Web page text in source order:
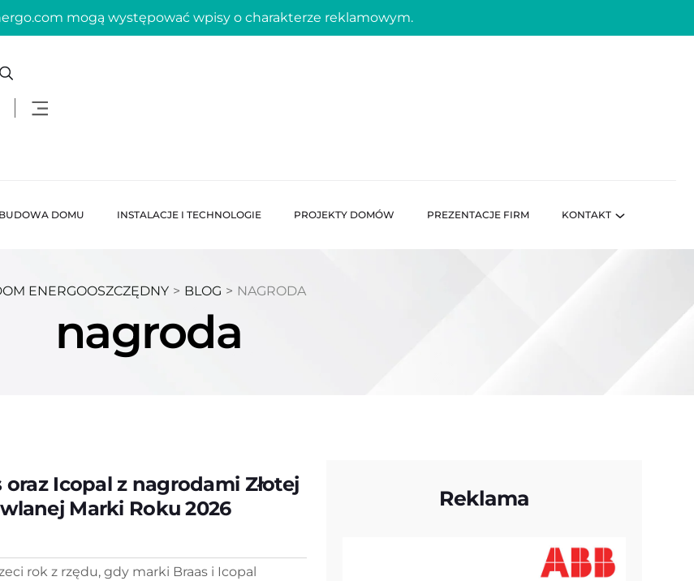
mogą występować wpisy o charakterze reklamowym.
BUDOWA DOMU INSTALACJE I TECHNOLOGIE PROJEKTY DOMÓW PREZENTACJE FIRM KONTAKT
ENERGOOSZCZĘDNY > BLOG > NAGRODA
nagroda
oraz Icopal z nagrodami Złotej
Marki Roku 2026
rok z rzędu, gdy marki Braas i Icopal
Reklama